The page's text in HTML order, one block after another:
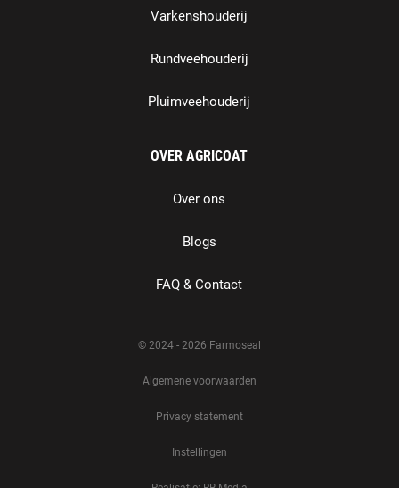
Varkenshouderij
Rundveehouderij
Pluimveehouderij
OVER AGRICOAT
Over ons
Blogs
FAQ & Contact
© 2024 - 2026 Farmoseal
Algemene voorwaarden
Privacy statement
Instellingen